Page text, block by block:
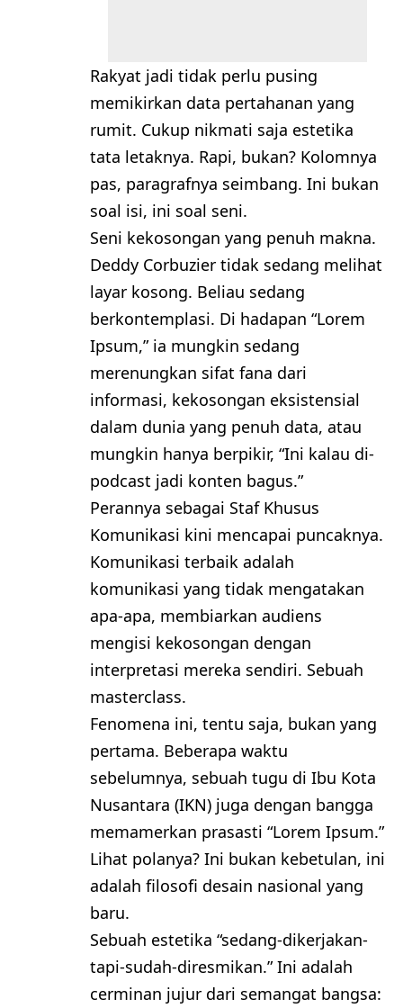
Rakyat jadi tidak perlu pusing
memikirkan data pertahanan yang
rumit. Cukup nikmati saja estetika
tata letaknya. Rapi, bukan? Kolomnya
pas, paragrafnya seimbang. Ini bukan
soal isi, ini soal seni.
Seni kekosongan yang penuh makna.
Deddy Corbuzier tidak sedang melihat
layar kosong. Beliau sedang
berkontemplasi. Di hadapan “Lorem
Ipsum,” ia mungkin sedang
merenungkan sifat fana dari
informasi, kekosongan eksistensial
dalam dunia yang penuh data, atau
mungkin hanya berpikir, “Ini kalau di-
podcast jadi konten bagus.”
Perannya sebagai Staf Khusus
Komunikasi kini mencapai puncaknya.
Komunikasi terbaik adalah
komunikasi yang tidak mengatakan
apa-apa, membiarkan audiens
mengisi kekosongan dengan
interpretasi mereka sendiri. Sebuah
masterclass.
Fenomena ini, tentu saja, bukan yang
pertama. Beberapa waktu
sebelumnya, sebuah tugu di Ibu Kota
Nusantara (IKN) juga dengan bangga
memamerkan prasasti “Lorem Ipsum.”
Lihat polanya? Ini bukan kebetulan, ini
adalah filosofi desain nasional yang
baru.
Sebuah estetika “sedang-dikerjakan-
tapi-sudah-diresmikan.” Ini adalah
cerminan jujur dari semangat bangsa: